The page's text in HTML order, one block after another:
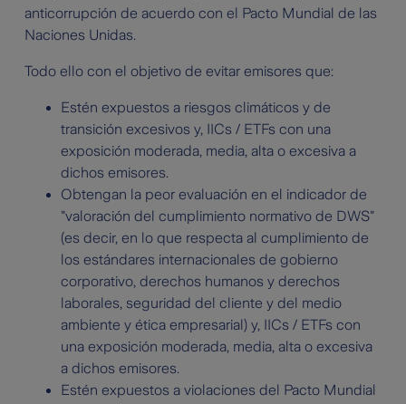
anticorrupción de acuerdo con el Pacto Mundial de las
Naciones Unidas.
Todo ello con el objetivo de evitar emisores que:
Estén expuestos a riesgos climáticos y de
transición excesivos y, IICs / ETFs con una
exposición moderada, media, alta o excesiva a
dichos emisores.
Obtengan la peor evaluación en el indicador de
"valoración del cumplimiento normativo de DWS"
(es decir, en lo que respecta al cumplimiento de
los estándares internacionales de gobierno
corporativo, derechos humanos y derechos
laborales, seguridad del cliente y del medio
ambiente y ética empresarial) y, IICs / ETFs con
una exposición moderada, media, alta o excesiva
a dichos emisores.
Estén expuestos a violaciones del Pacto Mundial